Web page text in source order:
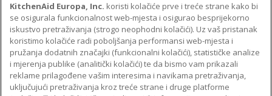
O TVRTKI KITCHENAID
Robna marka
Povijest
ODR
PODRŠKA
Pronađi trgovinu
Jamstvo i dokumenti
PRATITE NAS
KitchenAid Europa, Inc. koristi kolačiće prve i treće strane kako bi
se osigurala funkcionalnost web-mjesta i osigurao besprijekorno
iskustvo pretraživanja (strogo neophodni kolačići). Uz vaš pristanak
koristimo kolačiće radi poboljšanja performansi web-mjesta i
pružanja dodatnih značajki (funkcionalni kolačići), statističke analize
i mjerenja publike (analitički kolačići) te da bismo vam prikazali
reklame prilagođene vašim interesima i navikama pretraživanja,
uključujući pretraživanja kroz treće strane i druge platforme